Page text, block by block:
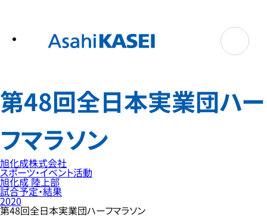
第48回全日本実業団ハー
フマラソン
旭化成株式会社
スポーツ・イベント活動
旭化成 陸上部
試合予定・結果
2020
第48回全日本実業団ハーフマラソン